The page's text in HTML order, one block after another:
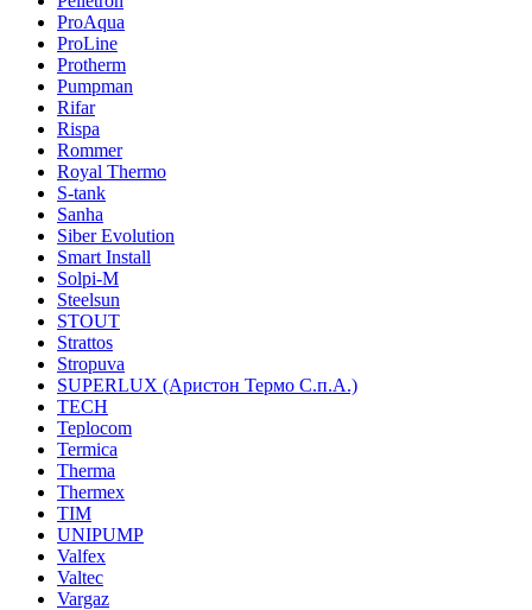
ProAqua
ProLine
Protherm
Pumpman
Rifar
Rispa
Rommer
Royal Thermo
S-tank
Sanha
Siber Evolution
Smart Install
Solpi-M
Steelsun
STOUT
Strattos
Stropuva
SUPERLUX (Аристон Термо С.п.А.)
TECH
Teplocom
Termica
Therma
Thermex
TIM
UNIPUMP
Valfex
Valtec
Vargaz